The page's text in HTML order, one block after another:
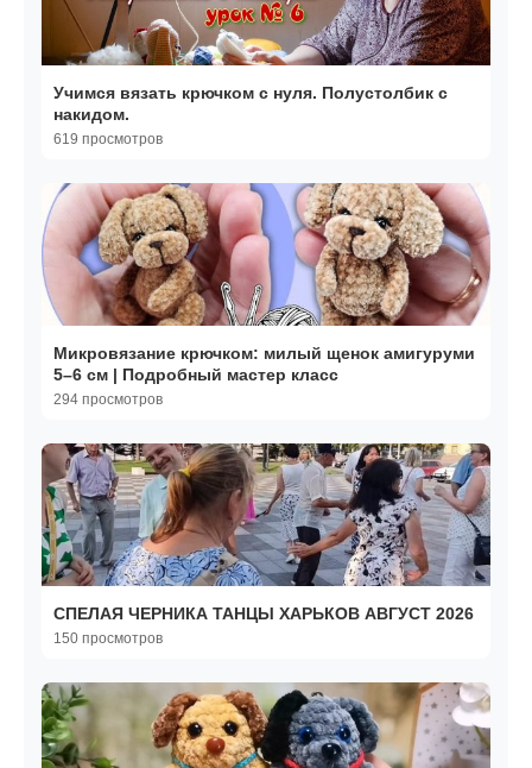
Учимся вязать крючком с нуля. Полустолбик с
накидом.
619 просмотров
Микровязание крючком: милый щенок амигуруми
5–6 см | Подробный мастер класс
294 просмотров
СПЕЛАЯ ЧЕРНИКА ТАНЦЫ ХАРЬКОВ АВГУСТ 2026
150 просмотров